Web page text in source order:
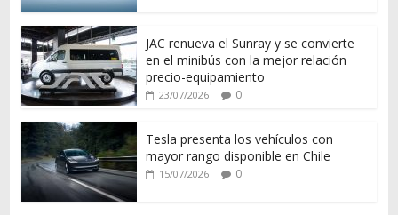
JAC renueva el Sunray y se convierte
en el minibús con la mejor relación
precio-equipamiento
23/07/2026 0
Tesla presenta los vehículos con
mayor rango disponible en Chile
15/07/2026 0